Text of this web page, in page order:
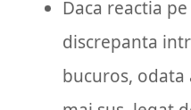
Daca reactia
discrepanta
bucuros, odata